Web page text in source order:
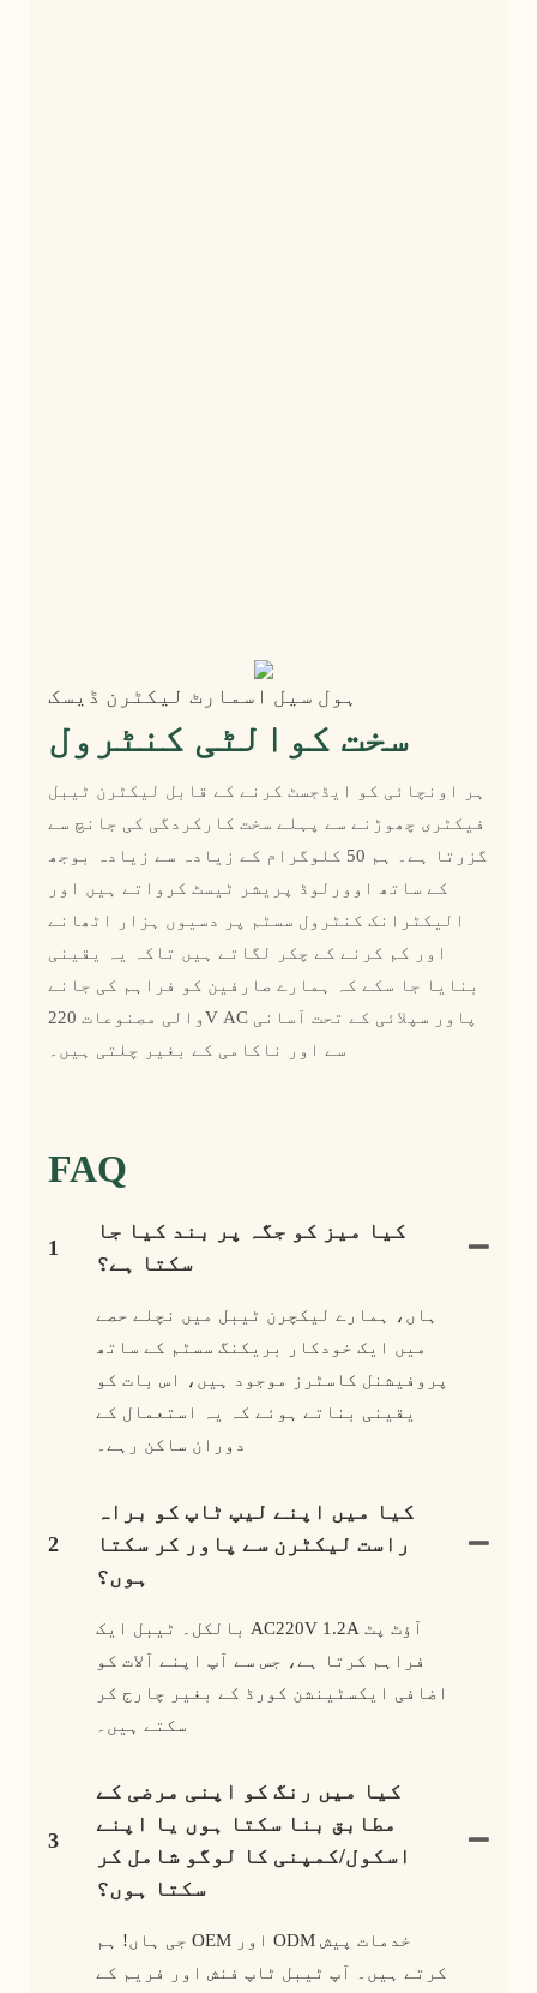
ہول سیل اسمارٹ لیکٹرن ڈیسک
سخت کوالٹی کنٹرول
ہر اونچائی کو ایڈجسٹ کرنے کے قابل لیکٹرن ٹیبل
فیکٹری چھوڑنے سے پہلے سخت کارکردگی کی جانچ سے
گزرتا ہے۔ ہم 50 کلوگرام کے زیادہ سے زیادہ بوجھ
کے ساتھ اوورلوڈ پریشر ٹیسٹ کرواتے ہیں اور
الیکٹرانک کنٹرول سسٹم پر دسیوں ہزار اٹھانے
اور کم کرنے کے چکر لگاتے ہیں تاکہ یہ یقینی
بنایا جا سکے کہ ہمارے صارفین کو فراہم کی جانے
والی مصنوعات 220V AC پاور سپلائی کے تحت آسانی
سے اور ناکامی کے بغیر چلتی ہیں۔
FAQ
1
کیا میز کو جگہ پر بند کیا جا
سکتا ہے؟
ہاں، ہمارے لیکچرن ٹیبل میں نچلے حصے
میں ایک خودکار بریکنگ سسٹم کے ساتھ
پروفیشنل کاسٹرز موجود ہیں، اس بات کو
یقینی بناتے ہوئے کہ یہ استعمال کے
دوران ساکن رہے۔
2
کیا میں اپنے لیپ ٹاپ کو براہ
راست لیکٹرن سے پاور کر سکتا
ہوں؟
بالکل۔ ٹیبل ایک AC220V 1.2A آؤٹ پٹ
فراہم کرتا ہے، جس سے آپ اپنے آلات کو
اضافی ایکسٹینشن کورڈ کے بغیر چارج کر
سکتے ہیں۔
3
کیا میں رنگ کو اپنی مرضی کے
مطابق بنا سکتا ہوں یا اپنے
اسکول/کمپنی کا لوگو شامل کر
سکتا ہوں؟
جی ہاں! ہم OEM اور ODM خدمات پیش
کرتے ہیں۔ آپ ٹیبل ٹاپ فنش اور فریم کے